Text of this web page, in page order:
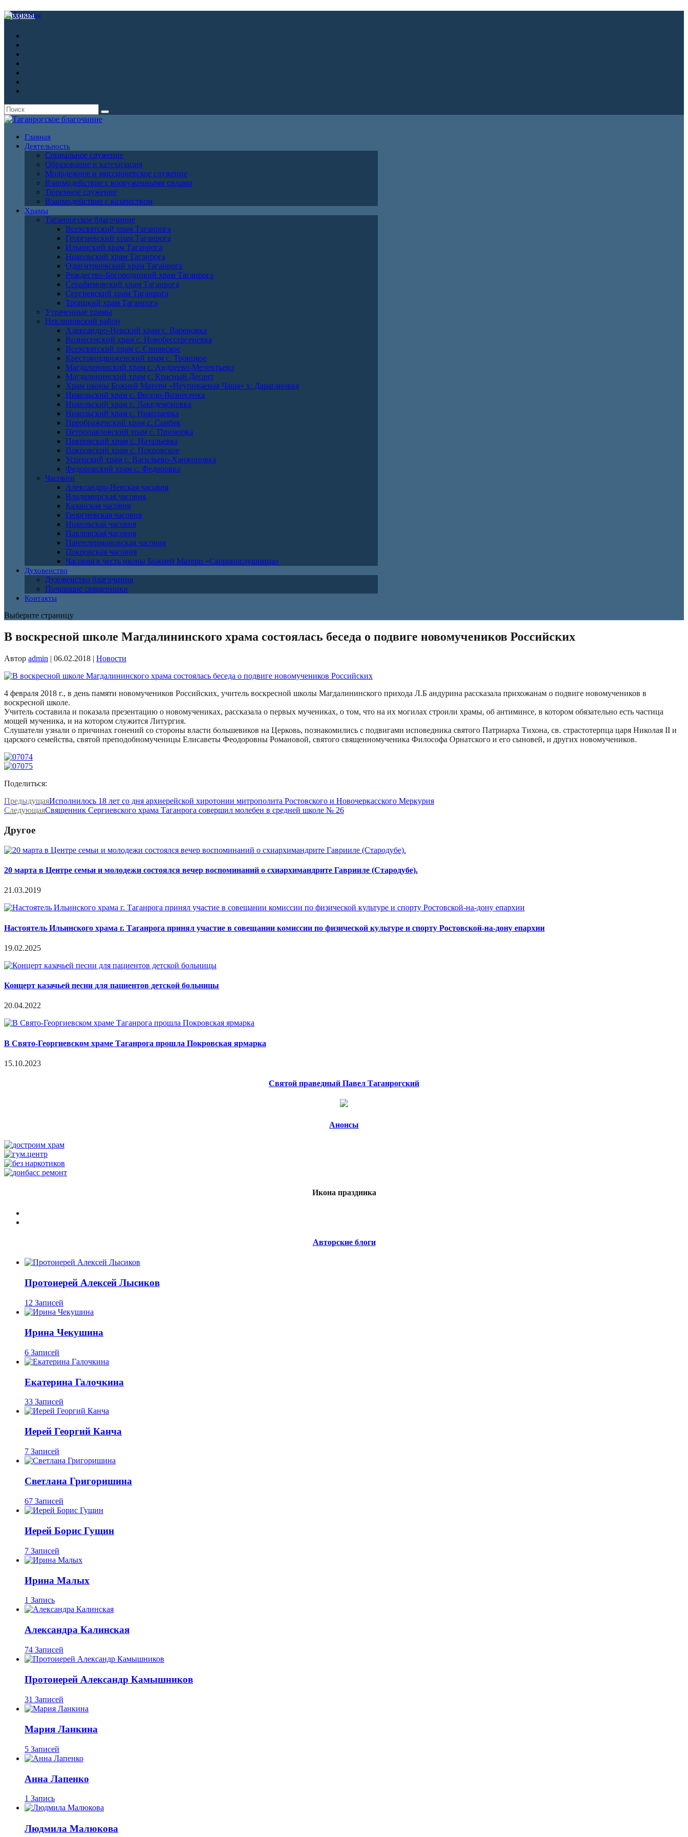
Архивы
Главная
Деятельность
Социальное служение
Образование и катехизация
Молодежное и миссионерское служение
Взаимодействие с вооруженными силами
Тюремное служение
Взаимодействие с казачеством
Храмы
Таганрогское благочиние
Всехсвятский храм Таганрога
Георгиевский храм Таганрога
Ильинский храм Таганрога
Никольский храм Таганрога
Одигитриевский храм Таганрога
Рождество-Богородицкий храм Таганрога
Серафимовский храм Таганрога
Сергиевский храм Таганрога
Троицкий храм Таганрога
Утраченные храмы
Неклиновский район
Александро-Невский храм с. Вареновка
Вознесенский храм с. Новобессергеневка
Всехсвятский храм с. Синявское
Крестовоздвиженский храм с. Троицкое
Магдалининский храм с. Андреево-Мелентьево
Магдалининский храм с. Красный Десант
Храм иконы Божией Матери «Неупиваемая Чаша» х. Дарагановка
Никольский храм с. Весело-Вознесенка
Никольский храм с. Лакедемоновка
Никольский храм с. Николаевка
Преображенский храм с. Самбек
Петропавловский храм с. Приморка
Покровский храм с. Натальевка
Покровский храм с. Покровское
Успенский храм с. Васильево-Ханжоновка
Федоровский храм с. Федоровка
Часовни
Александро-Невская часовня
Владимирская часовня
Казанская часовня
Георгиевская часовня
Никольская часовня
Павловская часовня
Пантелеимоновская часовня
Покровская часовня
Часовня в честь иконы Божией Матери «Скоропослушница»
Духовенство
Духовенство благочиния
Почившие священники
Контакты
Выберите страницу
В воскресной школе Магдалининского храма состоялась беседа о подвиге новомучеников Российских
Автор admin | 06.02.2018 | Новости
4 февраля 2018 г., в день памяти новомучеников Российских, учитель воскресной школы Магдалининского прихода Л.Б андурина рассказала прихожанам о подвиге новомучеников в
воскресной школе.
Учитель составила и показала презентацию о новомучениках, рассказала о первых мучениках, о том, что на их могилах строили храмы, об антиминсе, в котором обязательно есть частица
мощей мученика, и на котором служится Литургия.
Слушатели узнали о причинах гонений со стороны власти большевиков на Церковь, познакомились с подвигами исповедника святого Патриарха Тихона, св. страстотерпца царя Николая II и
царского семейства, святой преподобномученицы Елисаветы Феодоровны Романовой, святого священномученика Философа Орнатского и его сыновей, и других новомучеников.
Поделиться:
ПредыдущаяИсполнилось 18 лет со дня архиерейской хиротонии митрополита Ростовского и Новочеркасского Меркурия
СледующаяСвященник Сергиевского храма Таганрога совершил молебен в средней школе № 26
Другое
20 марта в Центре семьи и молодежи состоялся вечер воспоминаний о схиархимандрите Гаврииле (Стародубе).
21.03.2019
Настоятель Ильинского храма г. Таганрога принял участие в совещании комиссии по физической культуре и спорту Ростовской-на-дону епархии
19.02.2025
Концерт казачьей песни для пациентов детской больницы
20.04.2022
В Свято-Георгиевском храме Таганрога прошла Покровская ярмарка
15.10.2023
Святой праведный Павел Таганрогский
Анонсы
Икона праздника
Авторские блоги
Протоиерей Алексей Лысиков
12 Записей
Ирина Чекушина
6 Записей
Екатерина Галочкина
33 Записей
Иерей Георгий Канча
7 Записей
Светлана Григоришина
67 Записей
Иерей Борис Гущин
7 Записей
Ирина Малых
1 Запись
Александра Калинская
74 Записей
Протоиерей Александр Камышников
31 Записей
Мария Ланкина
5 Записей
Анна Лапенко
1 Запись
Людмила Малюкова